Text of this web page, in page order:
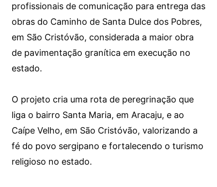
profissionais de comunicação para entrega das
obras do Caminho de Santa Dulce dos Pobres,
em São Cristóvão, considerada a maior obra
de pavimentação granítica em execução no
estado.
O projeto cria uma rota de peregrinação que
liga o bairro Santa Maria, em Aracaju, e ao
Caípe Velho, em São Cristóvão, valorizando a
fé do povo sergipano e fortalecendo o turismo
religioso no estado.